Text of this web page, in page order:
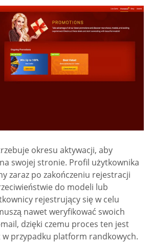
okresu aktywacji, aby
swojej stronie. Profil użytkownika
zaraz po zakończeniu rejestracji
do modeli lub
rejestrujący się w celu
nawet weryfikować swoich
dzięki czemu proces ten jest
w przypadku platform randkowych.